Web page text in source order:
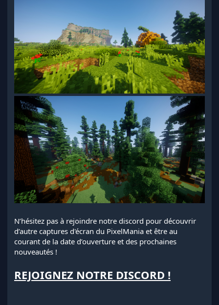
N’hésitez pas à rejoindre notre discord pour découvrir
d’autre captures d'écran du PixelMania et être au
courant de la date d’ouverture et des prochaines
nouveautés !
REJOIGNEZ NOTRE DISCORD !